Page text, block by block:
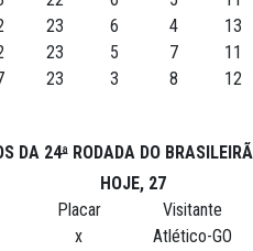
23 6 4
13
23 5 7
11
23 3 8 12
DA 24ªRODADA DO
HOJE, 27
Placar
Visitante
x
Atlético-GO